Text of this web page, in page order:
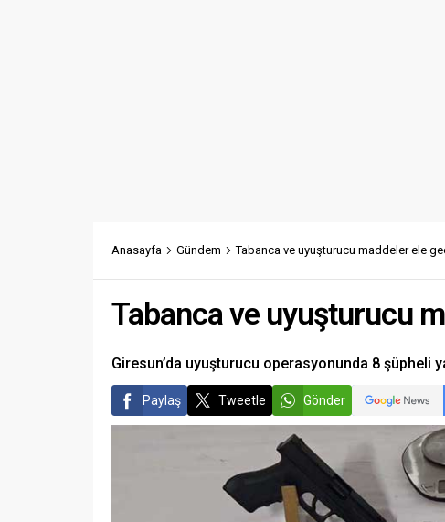
Anasayfa Gündem Tabanca ve uyuşturucu maddeler ele
Tabanca ve uyuşturucu
Giresun’da uyuşturucu operasyonunda 8 şüpheli
Paylaş Tweetle Gönder